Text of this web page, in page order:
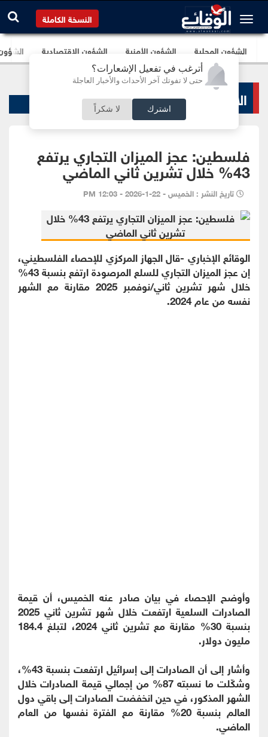
أترغب في تفعيل الإشعارات؟
حتى لا تفوتك آخر الأحداث والأخبار العاجلة
اشترك لا شكراً
النسخة الكاملة
الشؤون المحلية الشؤون الأمنية الشؤون الإقتصادية
الاخبار الاقتصادية
فلسطين: عجز الميزان التجاري يرتفع
43% خلال تشرين ثاني الماضي
تاريخ النشر : الخميس - 22-1-2026 - 12:03 PM
الوقائع الإخباري -قال الجهاز المركزي للإحصاء الفلسطيني،
إن عجز الميزان التجاري للسلع المرصودة ارتفع بنسبة 43%
خلال شهر تشرين ثاني/نوفمبر 2025 مقارنة مع الشهر
نفسه من عام 2024.
وأوضح الإحصاء في بيان صادر عنه الخميس، أن قيمة
الصادرات السلعية ارتفعت خلال شهر تشرين ثاني 2025
بنسبة 30% مقارنة مع تشرين ثاني 2024، لتبلغ 184.4
مليون دولار.
وأشار إلى أن الصادرات إلى إسرائيل ارتفعت بنسبة 43%،
وشكّلت ما نسبته 87% من إجمالي قيمة الصادرات خلال
الشهر المذكور، في حين انخفضت الصادرات إلى باقي دول
العالم بنسبة 20% مقارنة مع الفترة نفسها من العام
الماضي.